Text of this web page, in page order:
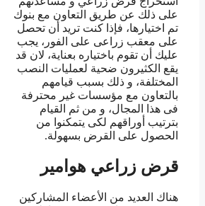
على ذلك عن طريق التعاون مع بنوك
تم اختيارها، فإذا كنت تريد أن تحصل
على معقب زراعى على الفور، يجب
عليك أن تقوم باختياره بعناية، لان قد
يقع الكثيرون ضحية لعمليات النصب
المختلفة، و ذلك بسبب قيامهم
بالتعاون مع مؤسسات غير محترفة
فى هذا المجال، و من ثم القيام
بترتيب أوراقهم لكى يتمكنوا من
الحصول على القرض بسهولة.
قرض زراعي هوامير
هناك العديد من الأعضاء المشاركين